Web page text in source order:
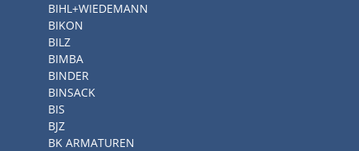
BIHL+WIEDEMANN
BIKON
BILZ
BIMBA
BINDER
BINSACK
BIS
BJZ
BK ARMATUREN